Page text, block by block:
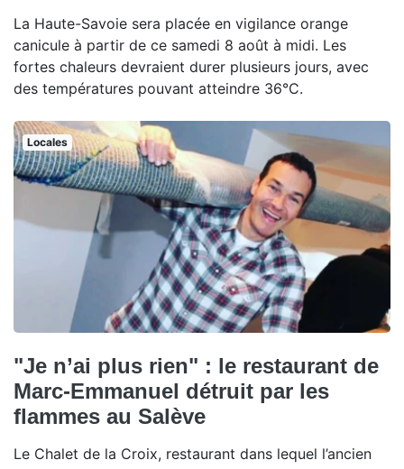
La Haute-Savoie sera placée en vigilance orange
canicule à partir de ce samedi 8 août à midi. Les
fortes chaleurs devraient durer plusieurs jours, avec
des températures pouvant atteindre 36°C.
Locales
"Je n’ai plus rien" : le restaurant de
Marc-Emmanuel détruit par les
flammes au Salève
Le Chalet de la Croix, restaurant dans lequel l’ancien